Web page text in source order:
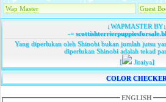
Wap Master Guest
↓WAPMASTER BY↓
-=
Yang diperlukan oleh Shinobi bukan jumlah jutsu
diperlukan Shinobi adalah tekad
[
Jiraiya]
COLOR
ENGLISH